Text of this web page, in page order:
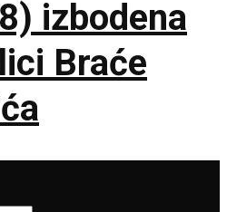
izbodena
Braće